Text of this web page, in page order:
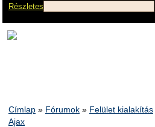
Részletes
Címlap » Fórumok » Felület kialakítás
Ajax